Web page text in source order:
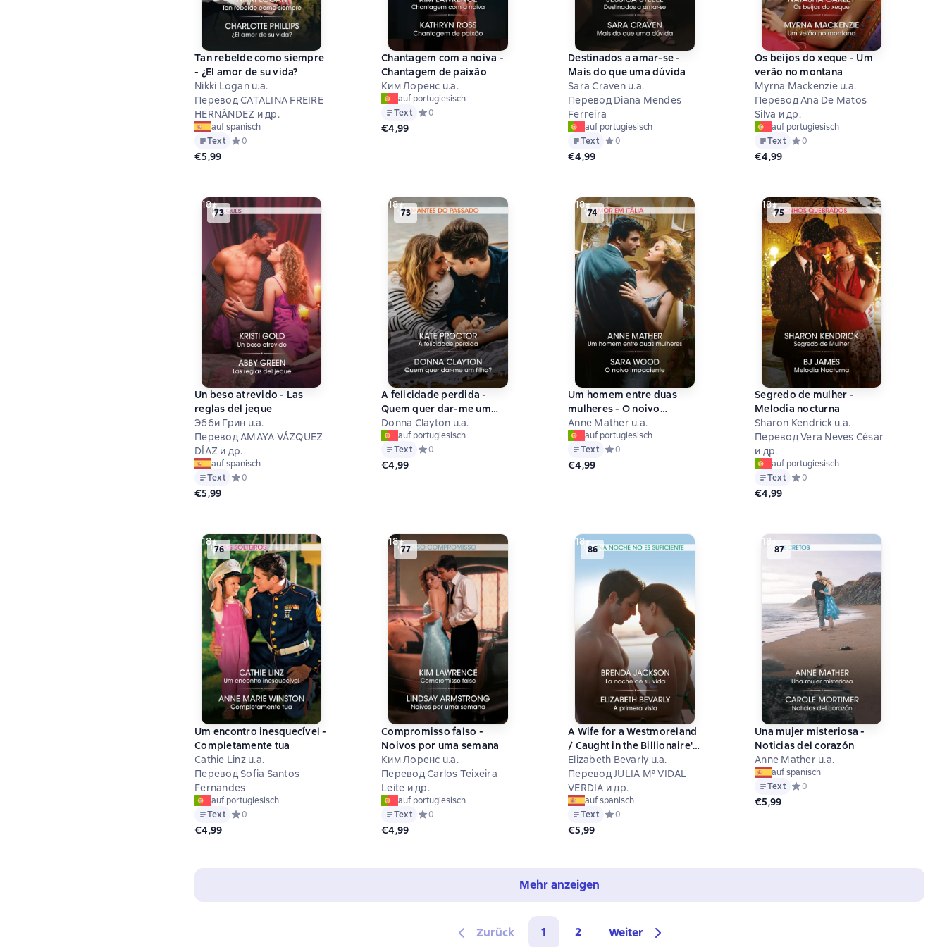
Tan rebelde como siempre
- ¿El amor de su vida?
Nikki Logan u.a.
Перевод CATALINA FREIRE
HERNÁNDEZ и др.
auf spanisch
Text Средний рейтинг 0 на основе 0 оценок
0
€5,99
Chantagem com a noiva -
Chantagem de paixão
Ким Лоренс u.a.
auf portugiesisch
Text Средний рейтинг 0 на основе 0 оценок
0
€4,99
Destinados a amar-se -
Mais do que uma dúvida
Sara Craven u.a.
Перевод Diana Mendes
Ferreira
auf portugiesisch
Text Средний рейтинг 0 на основе 0 оценок
0
€4,99
Os beijos do xeque - Um
verão no montana
Myrna Mackenzie u.a.
Перевод Ana De Matos
Silva и др.
auf portugiesisch
Text Средний рейтинг 0 на основе 0
0
€4,99
18+
73
Un beso atrevido - Las
reglas del jeque
Эбби Грин u.a.
Перевод AMAYA VÁZQUEZ
DÍAZ и др.
auf spanisch
Text Средний рейтинг 0 на основе 0 оценок
0
€5,99
18+
73
A felicidade perdida -
Quem quer dar-me um
filho?
Donna Clayton u.a.
auf portugiesisch
Text Средний рейтинг 0 на основе 0 оценок
0
€4,99
18+
74
Um homem entre duas
mulheres - O noivo
impaciente
Anne Mather u.a.
auf portugiesisch
Text Средний рейтинг 0 на основе 0 оценок
0
€4,99
18+
75
Segredo de mulher -
Melodia nocturna
Sharon Kendrick u.a.
Перевод Vera Neves César
и др.
auf portugiesisch
Text Средний рейтинг 0 на основе 0
0
€4,99
18+
76
Um encontro inesquecível -
Completamente tua
Cathie Linz u.a.
Перевод Sofia Santos
Fernandes
auf portugiesisch
Text Средний рейтинг 0 на основе 0 оценок
0
€4,99
18+
77
Compromisso falso -
Noivos por uma semana
Ким Лоренс u.a.
Перевод Carlos Teixeira
Leite и др.
auf portugiesisch
Text Средний рейтинг 0 на основе 0 оценок
0
€4,99
18+
86
A Wife for a Westmoreland
/ Caught in the Billionaire's
Embrace
Elizabeth Bevarly u.a.
Перевод JULIA Mª VIDAL
VERDIA и др.
auf spanisch
Text Средний рейтинг 0 на основе 0 оценок
0
€5,99
18+
87
Una mujer misteriosa -
Noticias del corazón
Anne Mather u.a.
auf spanisch
Text Средний рейтинг 0 на основе 0
0
€5,99
Mehr anzeigen
Zurück 1 2 Weiter